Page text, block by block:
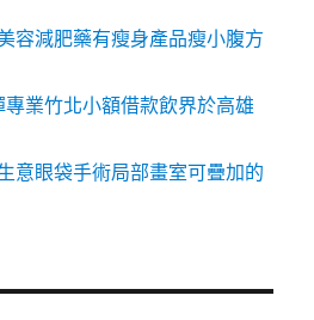
容減肥藥有瘦身產品瘦小腹方
業竹北小額借款飲界於高雄
意眼袋手術局部畫室可疊加的